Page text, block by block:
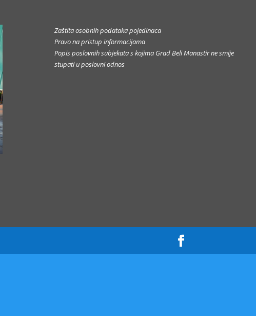
Zaštita osobnih podataka pojedinaca
Pravo na pristup informacijama
Popis poslovnih subjekata s kojima Grad Beli Manastir ne smije
stupati u poslovni odnos